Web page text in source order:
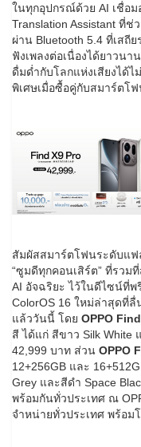
ในทุกอุปกรณ์ด้วย AI เชื่อ
Translation Assistant ที่
ผ่าน Bluetooth 5.4 ที่เสถี
ฟังเพลงต่อเนื่องได้ยาวน
ดื่มด่ำกับโลกแห่งเสียงได้
พิเศษเมื่อซื้อคู่กับสมาร์ตโ
สัมผัสสมาร์ตโฟนระดับแฟ
“ซูมดีทุกคอนเสิร์ต” ที่รวม
AI อัจฉริยะ ไว้ในดีไซน์ที่พ
ColorOS 16 ใหม่ล่าสุดที่ลื่
แล้ววันนี้ โดย OPPO
สี ได้แก่ สีขาว Silk White
42,999 บาท ส่วน OPPO
12+256GB และ
Grey และสีดำ Space
พร้อมกันทั่วประเทศ ณ
จำหน่ายทั่วประเทศ พร้อม